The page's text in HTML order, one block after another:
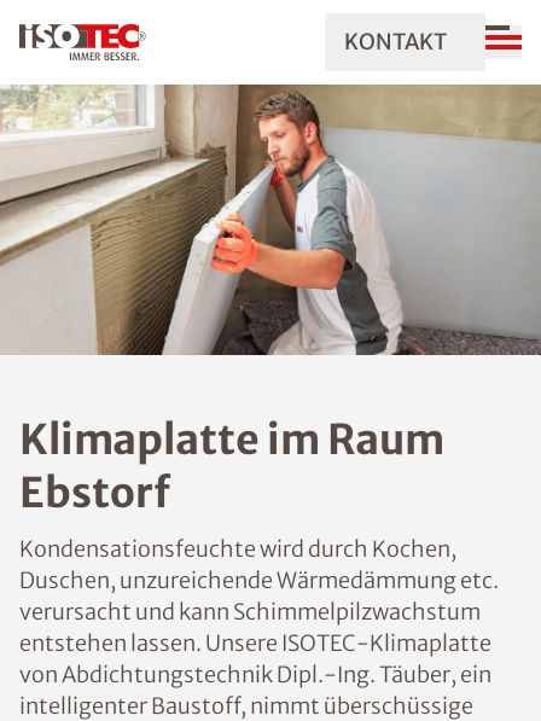
KONTAKT
Klimaplatte im Raum
Ebstorf
Kondensationsfeuchte wird durch Kochen,
Duschen, unzureichende Wärmedämmung etc.
verursacht und kann Schimmelpilzwachstum
entstehen lassen. Unsere ISOTEC-Klimaplatte
von Abdichtungstechnik Dipl.-Ing. Täuber, ein
intelligenter Baustoff, nimmt überschüssige